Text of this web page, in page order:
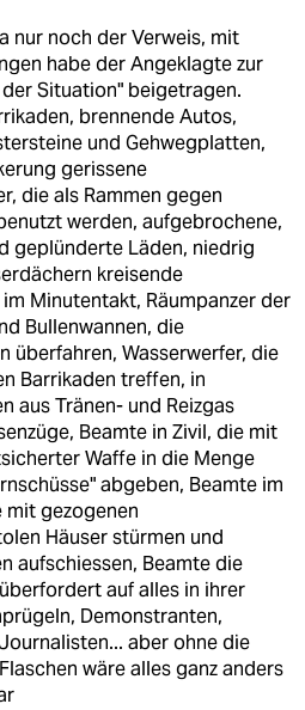
nur noch der Verweis, mit
habe der Angeklagte zur
Situation" beigetragen.
brennende Autos,
und Gehwegplatten,
gerissene
die als Rammen gegen
werden, aufgebrochene,
geplünderte Läden, niedrig
kreisende
Minutentakt, Räumpanzer der
Bullenwannen, die
überfahren, Wasserwerfer, die
Barrikaden treffen, in
aus Tränen- und Reizgas
Beamte in Zivil, die mit
Waffe in die Menge
abgeben, Beamte im
mit gezogenen
Häuser stürmen und
aufschiessen, Beamte die
auf alles in ihrer
Demonstranten,
aber ohne die
wäre alles ganz anders